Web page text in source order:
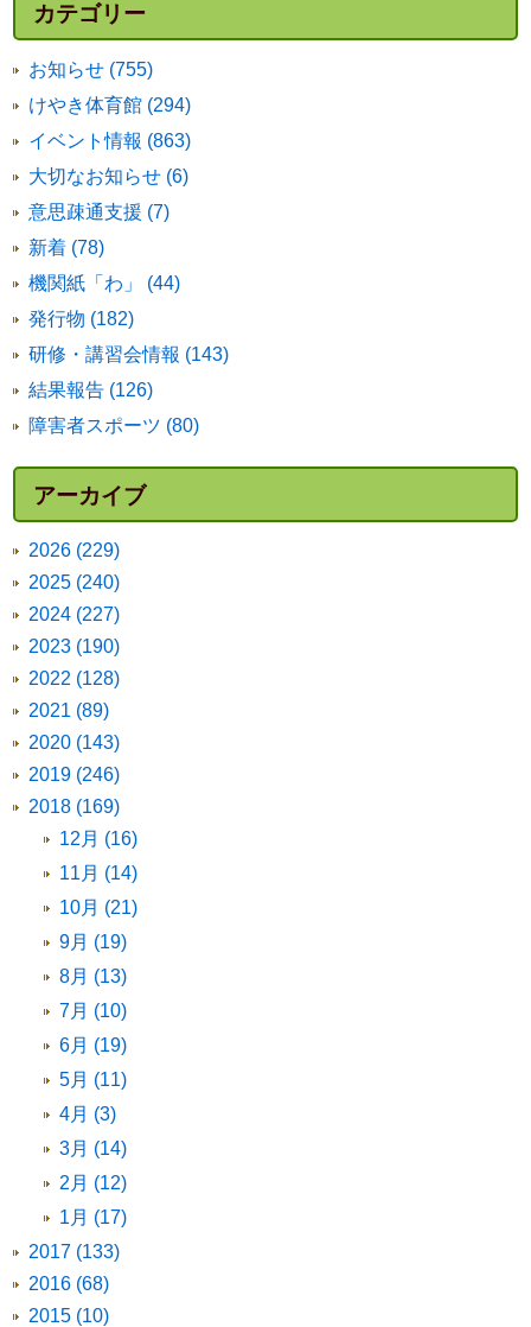
カテゴリー
お知らせ (755)
けやき体育館 (294)
イベント情報 (863)
大切なお知らせ (6)
意思疎通支援 (7)
新着 (78)
機関紙「わ」 (44)
発行物 (182)
研修・講習会情報 (143)
結果報告 (126)
障害者スポーツ (80)
アーカイブ
2026 (229)
2025 (240)
2024 (227)
2023 (190)
2022 (128)
2021 (89)
2020 (143)
2019 (246)
2018 (169)
12月 (16)
11月 (14)
10月 (21)
9月 (19)
8月 (13)
7月 (10)
6月 (19)
5月 (11)
4月 (3)
3月 (14)
2月 (12)
1月 (17)
2017 (133)
2016 (68)
2015 (10)